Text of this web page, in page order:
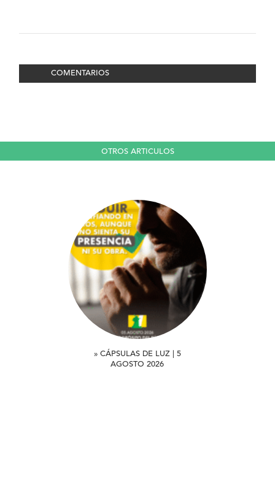
COMENTARIOS
OTROS ARTICULOS
» CÁPSULAS DE LUZ | 5
AGOSTO 2026